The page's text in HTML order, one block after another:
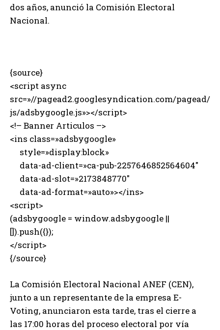
dos años, anunció la Comisión Electoral
Nacional.
{source}
<script async
src=»//pagead2.googlesyndication.com/pagead/
js/adsbygoogle.js»></script>
<!– Banner Articulos –>
<ins class=»adsbygoogle»
style=»display:block»
data-ad-client=»ca-pub-2257646852564604″
data-ad-slot=»2173848770″
data-ad-format=»auto»></ins>
<script>
(adsbygoogle = window.adsbygoogle ||
[]).push({});
</script>
{/source}
La Comisión Electoral Nacional ANEF (CEN),
junto a un representante de la empresa E-
Voting, anunciaron esta tarde, tras el cierre a
las 17:00 horas del proceso electoral por vía